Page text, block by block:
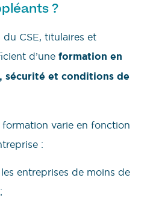
?
du CSE, titulaires et
d’une formation en
sécurité et conditions de
varie en fonction
:
entreprises de moins de